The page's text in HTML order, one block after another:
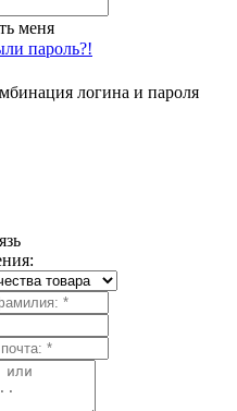
меня
пароль?!
логина и пароля